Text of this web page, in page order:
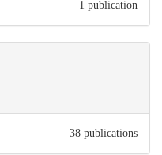
1 publication
38 publications